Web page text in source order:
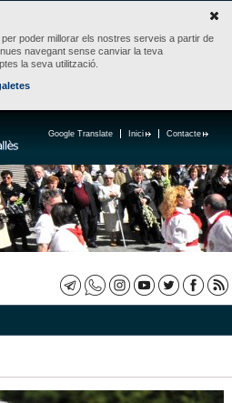
poder millorar els nostres serveis a partir de
navegant sense canviar la teva
la seva utilització.
Contacte
Inici
Google Translate